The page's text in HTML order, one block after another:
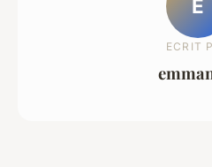
E
ECRIT